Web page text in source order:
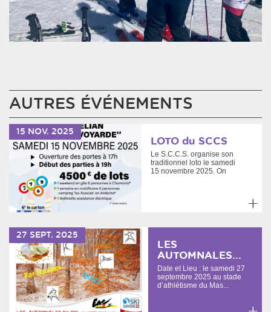
AUTRES ÉVÉNEMENTS
15 NOV. 2025
LOTO du SCCS
Le S.C.C.S. organise son
traditionnel loto le samedi
15 novembre 2025. On
savoir
27 SEPT. 2025
LES
AUTOMNALES...
Date et Lieu : le samedi 27
septembre 2025 au stade
d’athlétisme du Mas...